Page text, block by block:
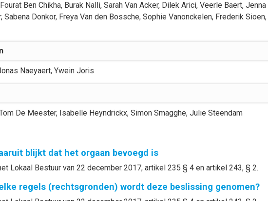
Fourat Ben Chikha, Burak Nalli, Sarah Van Acker, Dilek Arici, Veerle Baert, Jenna
, Sabena Donkor, Freya Van den Bossche, Sophie Vanonckelen, Frederik Sioen,
Naeyaert, Ywein Joris
De Meester, Isabelle Heyndrickx, Simon Smagghe, Julie Steendam
blijkt dat het orgaan bevoegd is
Lokaal Bestuur van 22 december 2017, artikel 235 § 4 en artikel 243, § 2.
regels (rechtsgronden) wordt deze beslissing genomen?